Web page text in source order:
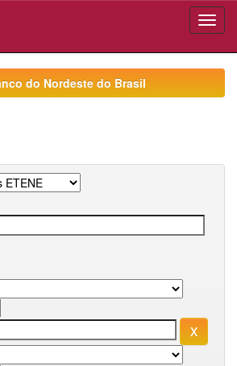
do Nordeste do Brasil